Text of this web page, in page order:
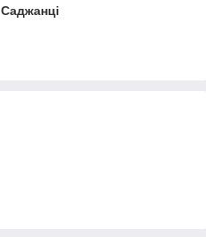
Саджанці